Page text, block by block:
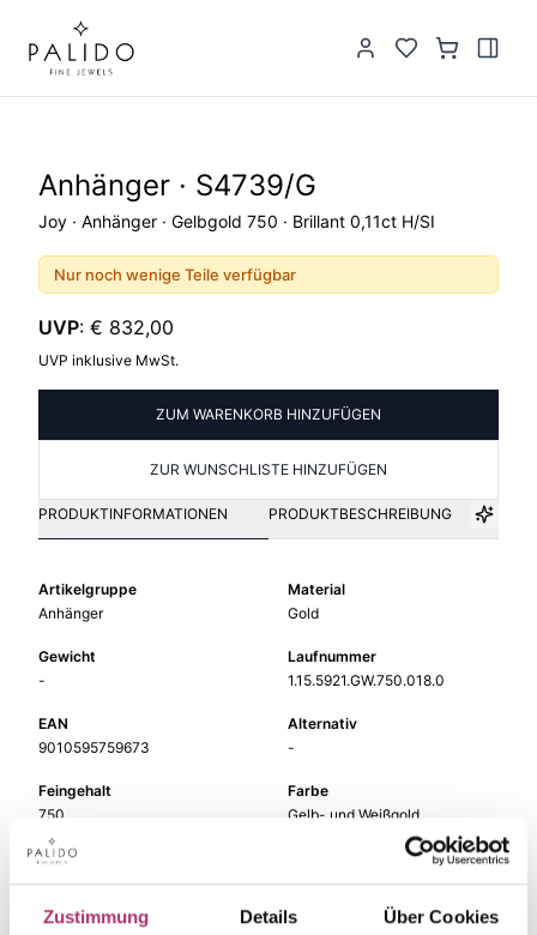
Zustimmung Details Über Cookies
Anhänger · S4739/G
Joy · Anhänger · Gelbgold 750 · Brillant 0,11ct H/SI
Nur noch wenige Teile verfügbar
UVP: € 832,00
UVP inklusive MwSt.
ZUM WARENKORB HINZUFÜGEN
ZUR WUNSCHLISTE HINZUFÜGEN
PRODUKTINFORMATIONEN PRODUKTBESCHREIBUNG
Artikelgruppe
Anhänger
Material
Gold
Gewicht
-
Laufnummer
1.15.5921.GW.750.018.0
EAN
9010595759673
Alternativ
-
Feingehalt
750
Farbe
Gelb- und Weißgold
Größe
-
weiß
Steinart
Stein